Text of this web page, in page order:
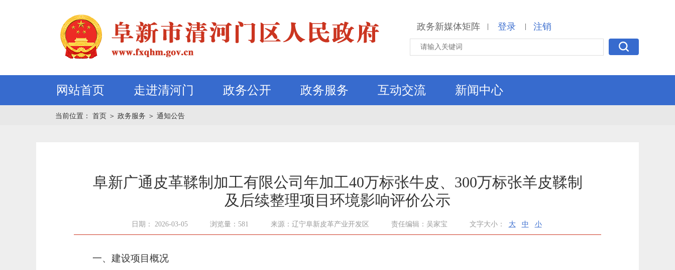
政务新媒体矩阵 | 登录 | 注销
网站首页 走进清河门 政务公开 政务服务 互动交流 新闻中心
当前位置： 首页 ＞ 政务服务 ＞ 通知公告
阜新广通皮革鞣制加工有限公司年加工40万标张牛皮、300万标张羊皮鞣制
及后续整理项目环境影响评价公示
日期： 2026-03-05 浏览量：581 来源：辽宁阜新皮革产业开发区 责任编辑：吴家宝 文字大小： 大 中 小
一、建设项目概况